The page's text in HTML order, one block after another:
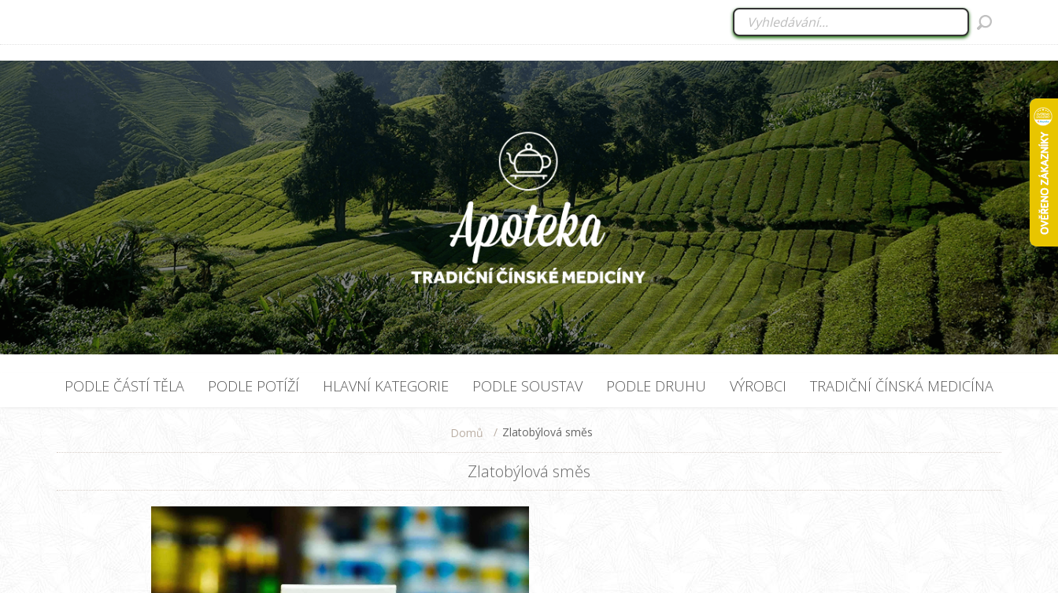
PODLE ČÁSTÍ TĚLA PODLE POTÍŽÍ HLAVNÍ KATEGORIE PODLE SOUSTAV PODLE DRUHU VÝROBCI TRADIČNÍ ČÍNSKÁ MEDICÍNA
Domů / Zlatobýlová směs
Zlatobýlová směs